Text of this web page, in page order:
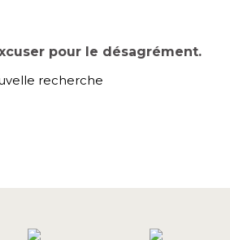
pour le désagrément.
recherche